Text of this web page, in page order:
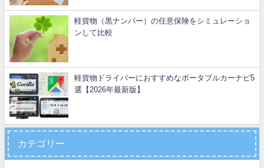
軽貨物（黒ナンバー）の任意保険をシミュレーショ
ンして比較
軽貨物ドライバーにおすすめなポータブルカーナビ5
選【2026年最新版】
カテゴリー